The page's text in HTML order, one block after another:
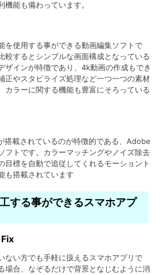
能も備わっています。
を使用する事ができる動画編集ソフトで
較するとシンプルな画面構成となっている
ザインが特徴であり、4k動画の作成もでき
正やスタビライズ処理など一つ一つの素材
カラーに関する機能も豊富にそろっている
搭載されているのが特徴的である、Adobe
フトです。カラーマッチングやノイズ除去
目標を自動で追従してくれるモーショント
も搭載されています
する事ができるスマホアプ
ない方でも手軽に扱えるスマホアプリで
場合、なぞるだけで背景となじむように消